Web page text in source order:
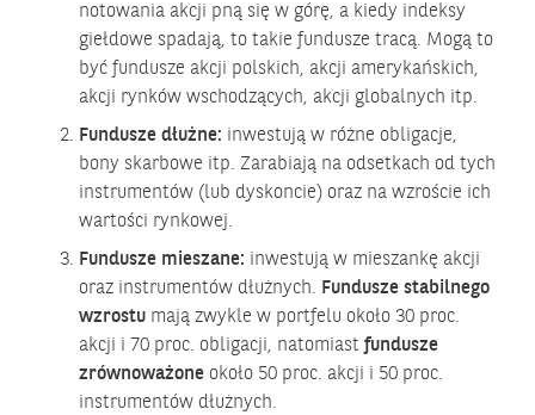
notowania akcji pną się w górę, a kiedy indeksy
giełdowe spadają, to takie fundusze tracą. Mogą to
być fundusze akcji polskich, akcji amerykańskich,
akcji rynków wschodzących, akcji globalnych itp.
Fundusze dłużne: inwestują w różne obligacje,
bony skarbowe itp. Zarabiają na odsetkach od tych
instrumentów (lub dyskoncie) oraz na wzroście ich
wartości rynkowej.
Fundusze mieszane: inwestują w mieszankę akcji
oraz instrumentów dłużnych. Fundusze stabilnego
wzrostu mają zwykle w portfelu około 30 proc.
akcji i 70 proc. obligacji, natomiast fundusze
zrównoważone około 50 proc. akcji i 50 proc.
instrumentów dłużnych.